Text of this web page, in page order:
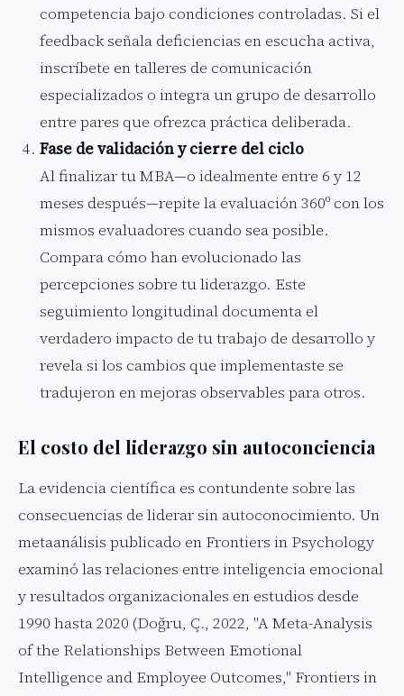
competencia bajo condiciones controladas. Si el
feedback señala deficiencias en escucha activa,
inscríbete en talleres de comunicación
especializados o integra un grupo de desarrollo
entre pares que ofrezca práctica deliberada.
Fase de validación y cierre del ciclo
Al finalizar tu MBA—o idealmente entre 6 y 12
meses después—repite la evaluación 360º con los
mismos evaluadores cuando sea posible.
Compara cómo han evolucionado las
percepciones sobre tu liderazgo. Este
seguimiento longitudinal documenta el
verdadero impacto de tu trabajo de desarrollo y
revela si los cambios que implementaste se
tradujeron en mejoras observables para otros.
El costo del liderazgo sin autoconciencia
La evidencia científica es contundente sobre las
consecuencias de liderar sin autoconocimiento. Un
metaanálisis publicado en Frontiers in Psychology
examinó las relaciones entre inteligencia emocional
y resultados organizacionales en estudios desde
1990 hasta 2020 (Doğru, Ç., 2022, "A Meta-Analysis
of the Relationships Between Emotional
Intelligence and Employee Outcomes," Frontiers in